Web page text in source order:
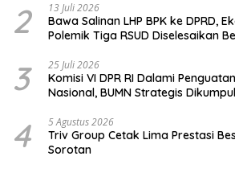
2 13 Juli 2026
Bawa Salinan LHP BPK ke DPRD,
Polemik Tiga RSUD Diselesaikan
3 25 Juli 2026
Komisi VI DPR RI Dalami
Nasional, BUMN Strategis
4 5 Agustus 2026
Triv Group Cetak Lima Prestasi
Sorotan